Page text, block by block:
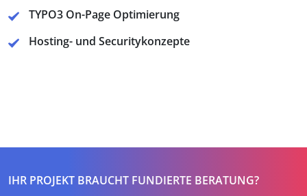
TYPO3 On-Page Optimierung
Hosting- und Securitykonzepte
IHR PROJEKT BRAUCHT FUNDIERTE BERATUNG?